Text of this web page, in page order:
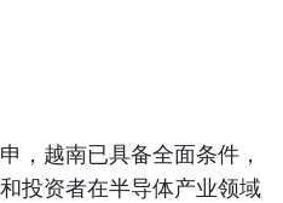
，越南已具备全面条件，
投资者在半导体产业领域